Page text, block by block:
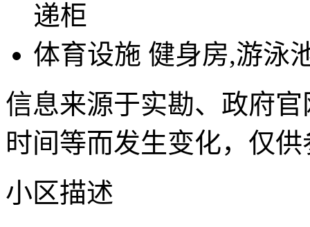
递柜
体育设施 健身房,游泳
信息来源于实勘、政府
时间等而发生变化，仅
小区描述